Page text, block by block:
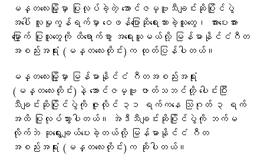
မန္တလေးမြို့မှာ ပြုလုပ်ခဲ့တဲ့ အောင်ဇမ္ဗူသီချင်းဆိုပြိုင်ပွဲ
အပေါ် လူမှုကွန်ရက်မှာ ဝေဖန်ပြောဆိုရေးသားခဲ့သူတွေ၊ အားပေးအား
မြှောက် ပြုသူတွေကို ထိရောက်စွာ အရေးယူမယ်လို့ မြန်မာနိုင်ငံဂီတ
အစည်းအရုံး (မန္တလေးတိုင်း)က ထုတ်ပြန်ပါတယ်။
မန္တလေးမြို့မှာ မြန်မာနိုင်ငံ ဂီတအစည်းအရုံး
(မန္တလေးတိုင်း)နဲ့ အောင်ဇမ္ဗူ ဇာတ်သဘင်တို့ ပေါင်းပြီး
သီချင်းဆိုပြိုင်ပွဲကို ဇူလိုင် ၃၁ ရက်ကနေ သြဂုတ် ၃ ရက်
အထိ ပြုလုပ်သွားပါတယ်။ အဲဒီသီချင်းဆိုပြိုင်ပွဲကို ဘက်မ
လိုက်ဘဲ ဆုရွေးချယ်ပေးခဲ့တယ်လို့ မြန်မာနိုင်ငံ ဂီတ
အစည်းအရုံး (မန္တလေးတိုင်း)က ဆိုပါတယ်။